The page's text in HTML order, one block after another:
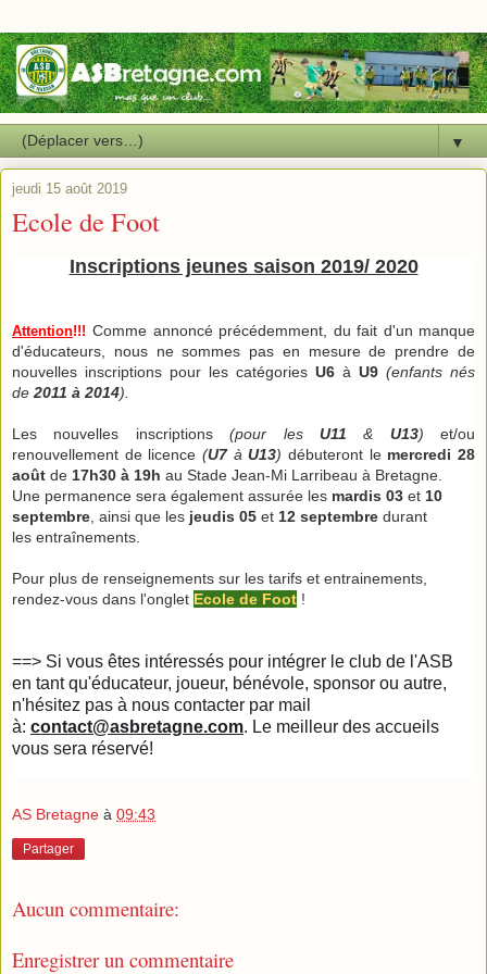
▼
jeudi 15 août 2019
Ecole de Foot
Inscriptions jeunes saison 2019/ 2020
Attention!!! Comme annoncé précédemment, du fait d'un manque
d'éducateurs, nous ne sommes pas en mesure de prendre de
nouvelles inscriptions pour les catégories U6 à U9 (enfants nés
de 2011 à 2014).
Les nouvelles inscriptions(pour les U11 & U13) et/ou
renouvellement de licence (U7àU13) débuteront le mercredi 28
août de 17h30 à 19h au Stade Jean-Mi Larribeau à Bretagne.
Une permanence sera également assurée les mardis 03 et 10
septembre , ainsi que les jeudis 05 et 12 septembre durant
les entraînements.
Pour plus de renseignements sur les tarifs et entrainements,
rendez-vous dans l'onglet Ecole de Foot !
==> Si vous êtes intéressés pour intégrer le club de l'ASB
en tant qu'éducateur, joueur, bénévole, sponsor ou autre,
n'hésitez pas à nous contacter par mail
à: contact@asbretagne.com. Le meilleur des accueils
vous sera réservé!
AS Bretagne à 09:43
Partager
Aucun commentaire:
Enregistrer un commentaire